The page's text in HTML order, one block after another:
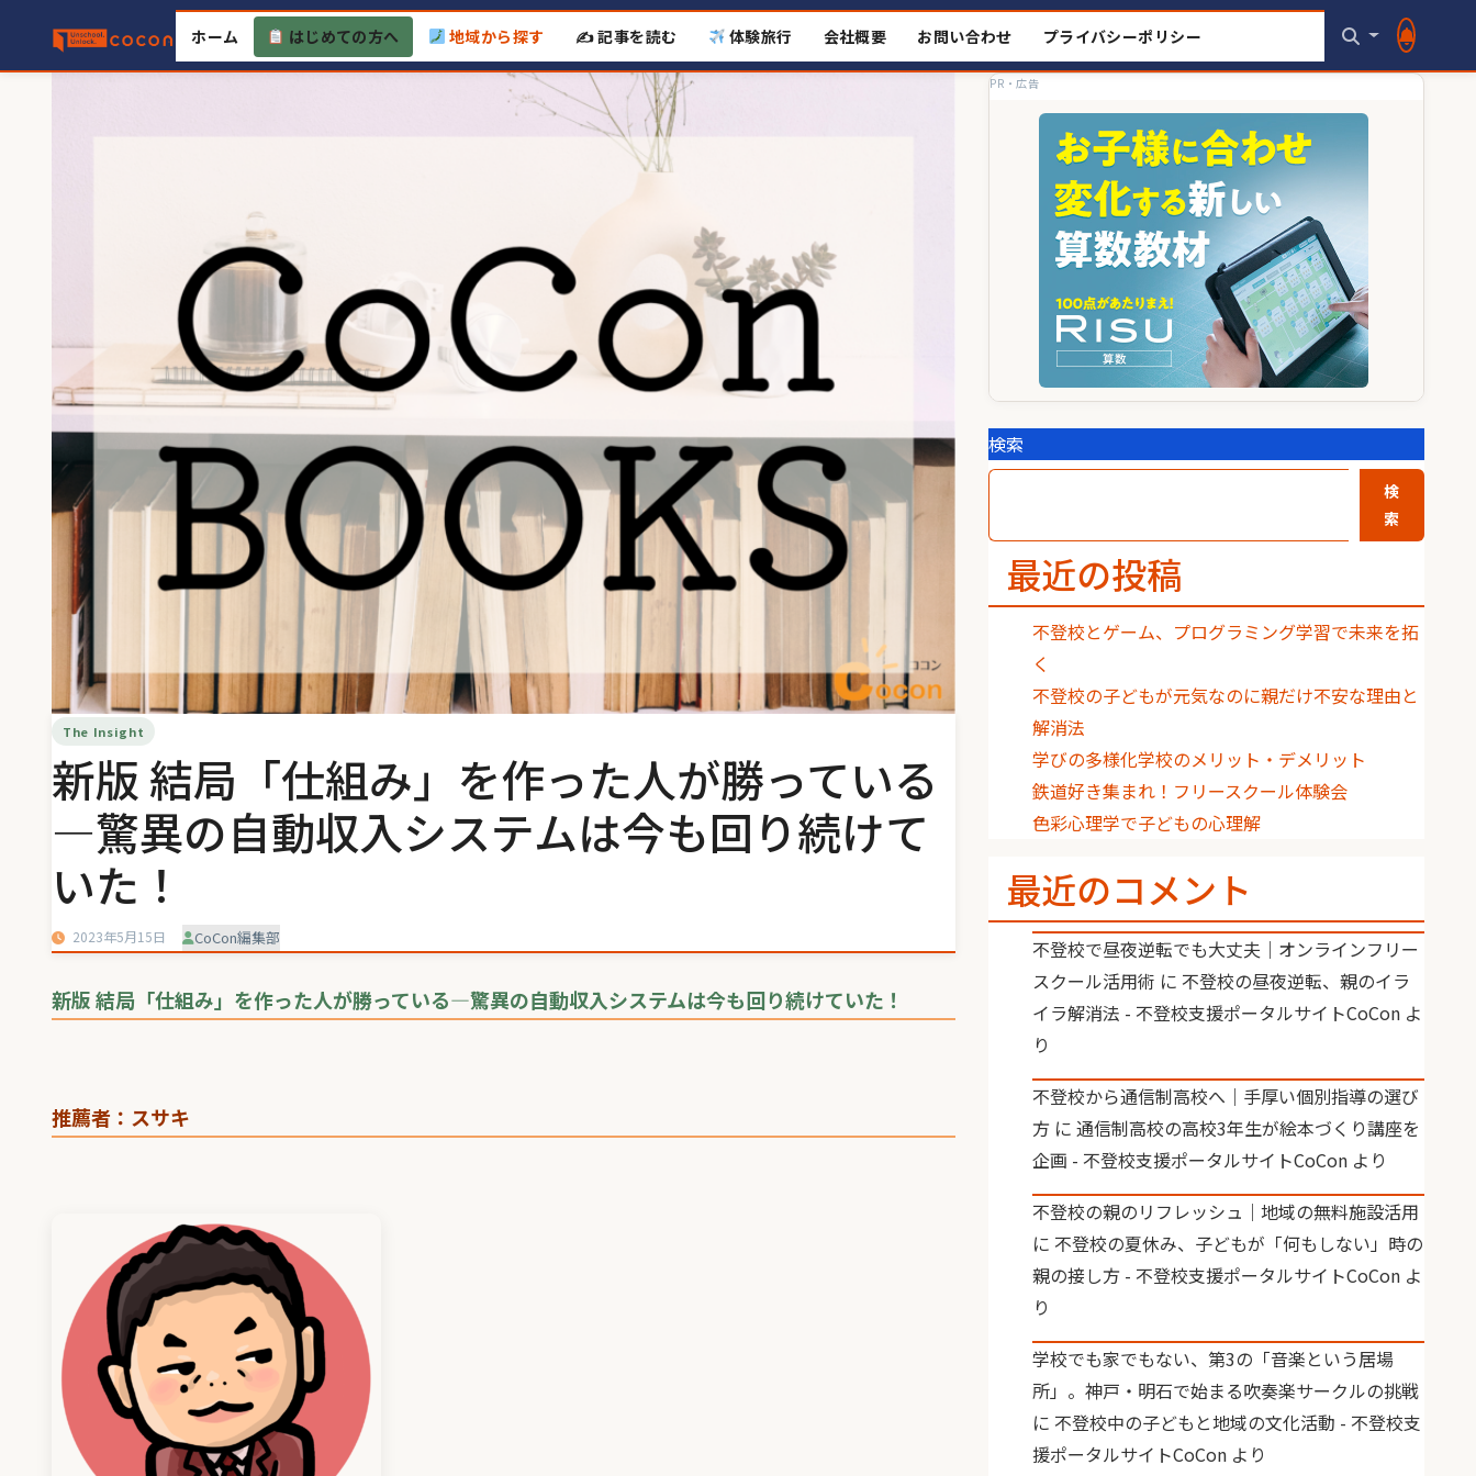
content
ホーム はじめての方へ 地域から探す ✍️ 記事を読む 体験旅行 会社概要 お問い合わせ プライバシーポリシー
The Insight
新版 結局「仕組み」を作った人が勝っている
―驚異の自動収入システムは今も回り続けて
いた！
2023年5月15日 CoCon編集部
新版 結局「仕組み」を作った人が勝っている―驚異の自動収入システムは今も回り続けていた！
推薦者：スサキ
PR・広告
検索
検
索
最近の投稿
不登校とゲーム、プログラミング学習で未来を拓
く
不登校の子どもが元気なのに親だけ不安な理由と
解消法
学びの多様化学校のメリット・デメリット
鉄道好き集まれ！フリースクール体験会
色彩心理学で子どもの心理解
最近のコメント
不登校で昼夜逆転でも大丈夫｜オンラインフリー
スクール活用術 に 不登校の昼夜逆転、親のイラ
イラ解消法 - 不登校支援ポータルサイトCoCon よ
り
不登校から通信制高校へ｜手厚い個別指導の選び
方 に通信制高校の高校3年生が絵本づくり講座を
企画 - 不登校支援ポータルサイトCoCon より
不登校の親のリフレッシュ｜地域の無料施設活用
に 不登校の夏休み、子どもが「何もしない」時の
親の接し方 - 不登校支援ポータルサイトCoCon よ
り
学校でも家でもない、第3の「音楽という居場
所」。神戸・明石で始まる吹奏楽サークルの挑戦
に 不登校中の子どもと地域の文化活動 - 不登校支
援ポータルサイトCoCon より